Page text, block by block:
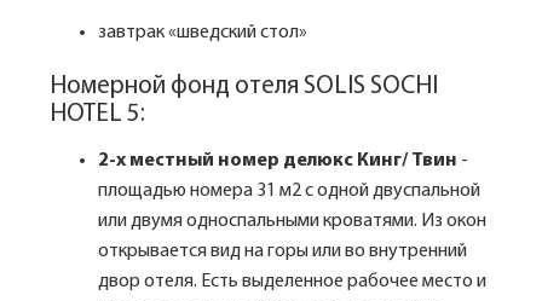
завтрак «шведский стол»
Номерной фонд отеля SOLIS SOCHI
HOTEL 5:
2-х местный номер делюкс Кинг/ Твин -
площадью номера 31 м2 с одной двуспальной
или двумя односпальными кроватями. Из окон
открывается вид на горы или во внутренний
двор отеля. Есть выделенное рабочее место и